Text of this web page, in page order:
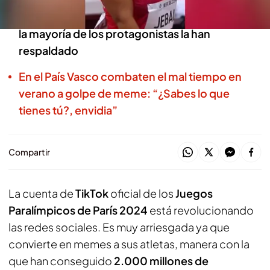
En la página los comentarios son de sorpresa y
la mayoría de los protagonistas la han
respaldado
En el País Vasco combaten el mal tiempo en
verano a golpe de meme: “¿Sabes lo que
tienes tú?, envidia”
Compartir
La cuenta deTikTokoficial de losJuegos
Paralímpicos de París 2024 está revolucionando
las redes sociales. Es muy arriesgada ya que
convierte en memes a sus atletas, manera con la
que han conseguido 2.000 millones de